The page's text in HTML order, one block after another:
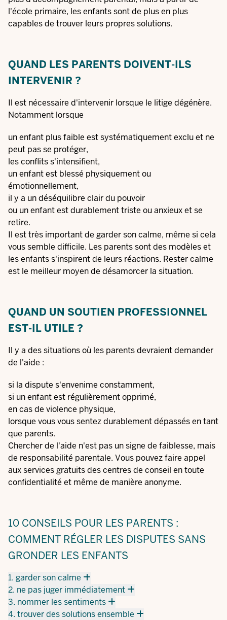
l'école primaire, les enfants sont de plus en plus
capables de trouver leurs propres solutions.
QUAND LES PARENTS DOIVENT-ILS
INTERVENIR ?
Il est nécessaire d'intervenir lorsque le litige dégénère.
Notamment lorsque
un enfant plus faible est systématiquement exclu et ne
peut pas se protéger,
les conflits s'intensifient,
un enfant est blessé physiquement ou
émotionnellement,
il y a un déséquilibre clair du pouvoir
ou un enfant est durablement triste ou anxieux et se
retire.
Il est très important de garder son calme, même si cela
vous semble difficile. Les parents sont des modèles et
les enfants s'inspirent de leurs réactions. Rester calme
est le meilleur moyen de désamorcer la situation.
QUAND UN SOUTIEN PROFESSIONNEL
EST-IL UTILE ?
Il y a des situations où les parents devraient demander
de l'aide :
si la dispute s'envenime constamment,
si un enfant est régulièrement opprimé,
en cas de violence physique,
lorsque vous vous sentez durablement dépassés en tant
que parents.
Chercher de l'aide n'est pas un signe de faiblesse, mais
de responsabilité parentale. Vous pouvez faire appel
aux services gratuits des centres de conseil en toute
confidentialité et même de manière anonyme.
10 CONSEILS POUR LES PARENTS :
COMMENT RÉGLER LES DISPUTES SANS
GRONDER LES ENFANTS
1. garder son calme
2. ne pas juger immédiatement
3. nommer les sentiments
4. trouver des solutions ensemble